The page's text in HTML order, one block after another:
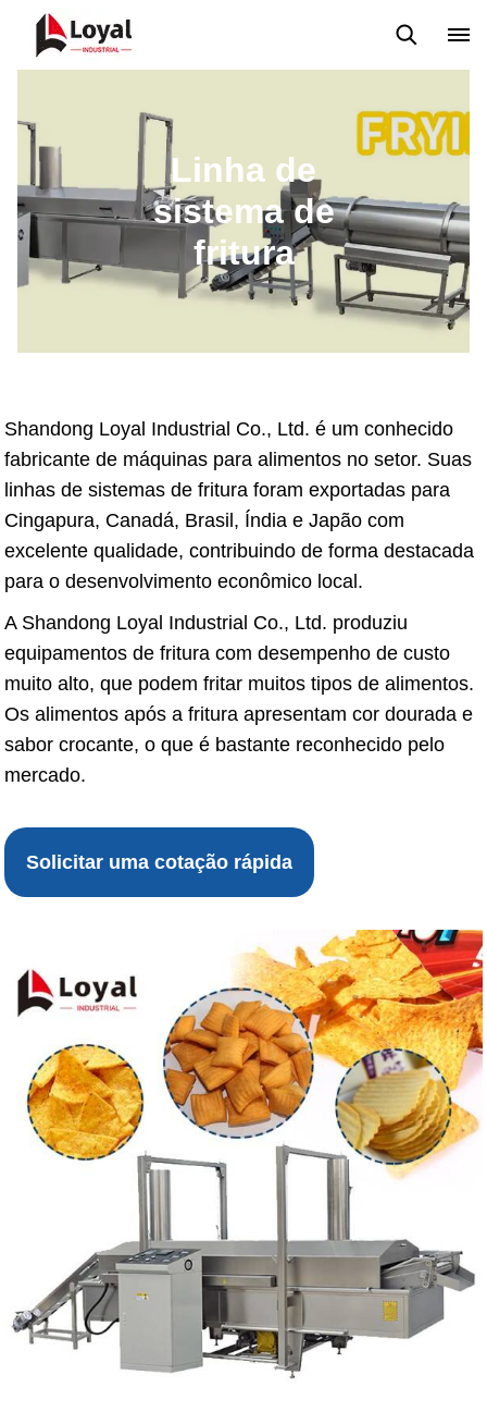
Linha de
sistema de
fritura
Shandong Loyal Industrial Co., Ltd. é um conhecido
fabricante de máquinas para alimentos no setor. Suas
linhas de sistemas de fritura foram exportadas para
Cingapura, Canadá, Brasil, Índia e Japão com
excelente qualidade, contribuindo de forma destacada
para o desenvolvimento econômico local.
A Shandong Loyal Industrial Co., Ltd. produziu
equipamentos de fritura com desempenho de custo
muito alto, que podem fritar muitos tipos de alimentos.
Os alimentos após a fritura apresentam cor dourada e
sabor crocante, o que é bastante reconhecido pelo
mercado.
Solicitar uma cotação rápida